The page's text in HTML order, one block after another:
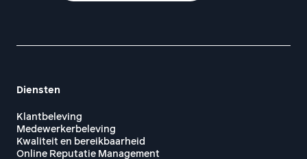
Diensten
Klantbeleving
Medewerkerbeleving
Kwaliteit en bereikbaarheid
Online Reputatie Management